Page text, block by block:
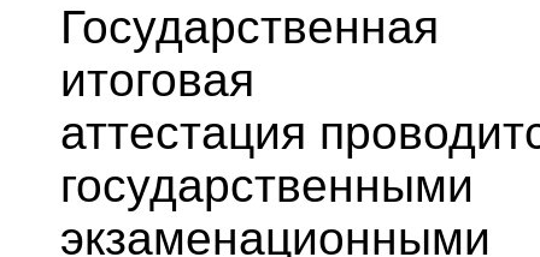
Государственная
итоговая
аттестация
государственными
экзаменационными